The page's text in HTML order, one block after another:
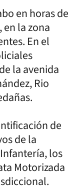
en horas de
en la zona
En el
la avenida
Rio
de
de la
los
Motorizada